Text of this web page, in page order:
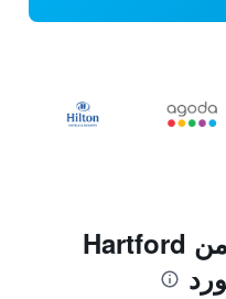
أرخص الفنادق بالقرب من Hartford